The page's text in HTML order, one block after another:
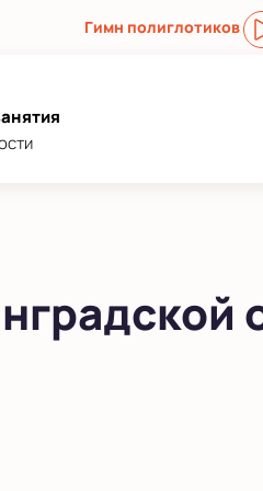
Гимн полиглотиков